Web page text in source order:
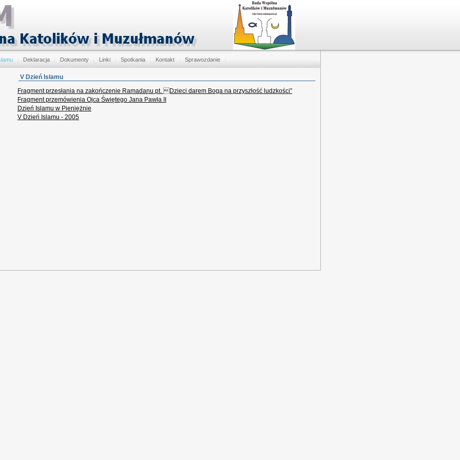
Deklaracja Dokumenty Linki Spotkania Kontakt Sprawozdanie
V Dzień Islamu
Fragment przesłania na zakończenie Ramadanu pt. Dzieci darem Boga na przyszłość ludzkości"
Fragment przemówienia Ojca Świętego Jana Pawła II
Dzień Islamu w Pieniężnie
V Dzień Islamu - 2005